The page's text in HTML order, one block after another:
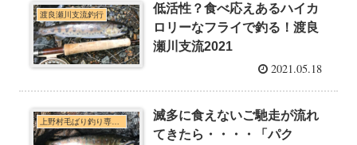
渡良瀬川支流釣行
低活性？食べ応えあるハイカ
ロリーなフライで釣る！渡良
瀬川支流2021
2021.05.18
滅多に食えないご馳走が流れ
てきたら・・・・「パク